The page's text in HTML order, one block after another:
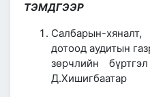
ТЭМДГЭЭР
Салбарын-
дотоод аудитын
зөрчлийн
Д.Хишигбаатар